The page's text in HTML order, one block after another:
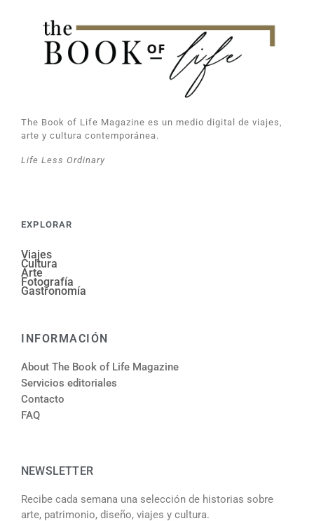
The Book of Life Magazine es un medio digital de viajes,
arte y cultura contemporánea.
Life Less Ordinary
EXPLORAR
Viajes
Cultura
Arte
Fotografía
Gastronomía
INFORMACIÓN
About The Book of Life Magazine
Servicios editoriales
Contacto
FAQ
NEWSLETTER
Recibe cada semana una selección de historias sobre
arte, patrimonio, diseño, viajes y cultura.